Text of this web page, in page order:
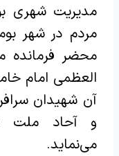
مدیریت شهری
مردم در شهر
محضر فرمانده
العظمی امام
آن شهیدان
و آحاد ملت
می‌نماید.